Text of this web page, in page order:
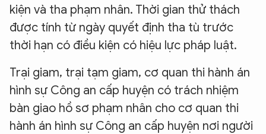
kiện và tha phạm nhân. Thời gian thử thách
được tính từ ngày quyết định tha tù trước
thời hạn có điều kiện có hiệu lực pháp luật.
Trại giam, trại tạm giam, cơ quan thi hành án
hình sự Công an cấp huyện có trách nhiệm
bàn giao hồ sơ phạm nhân cho cơ quan thi
hành án hình sự Công an cấp huyện nơi người